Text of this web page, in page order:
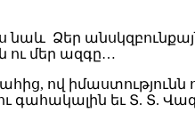
նաև Ձեր
ու մեր ազգը…
ով իմաստությունն
գահակալին եւ Տ. Տ.